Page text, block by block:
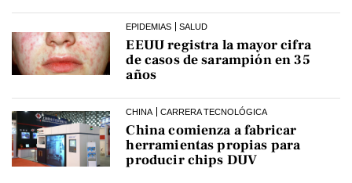
EPIDEMIAS SALUD
EEUU registra la mayor cifra
de casos de sarampión en 35
años
CHINA CARRERA TECNOLÓGICA
China comienza a fabricar
herramientas propias para
producir chips DUV